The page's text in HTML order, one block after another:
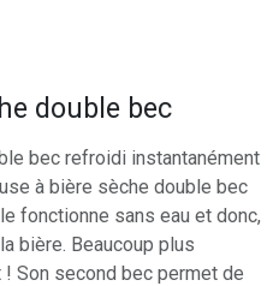
double bec
bec refroidi instantanément
à bière sèche double bec
fonctionne sans eau et donc,
bière. Beaucoup plus
Son second bec permet de